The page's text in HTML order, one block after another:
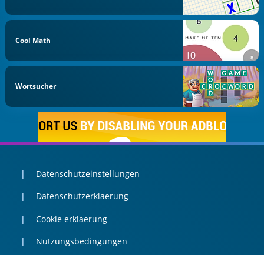
Cool Math
Wortsucher
Datenschutzeinstellungen
Datenschutzerklaerung
Cookie erklaerung
Nutzungsbedingungen